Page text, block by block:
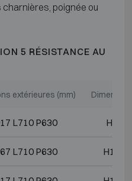
poignée ou
5 RÉSISTANCE AU
extérieures (mm)
L710 P630 H840
L710 P630